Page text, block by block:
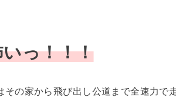
いっ！！！
その家から飛び出し公道まで全速力で